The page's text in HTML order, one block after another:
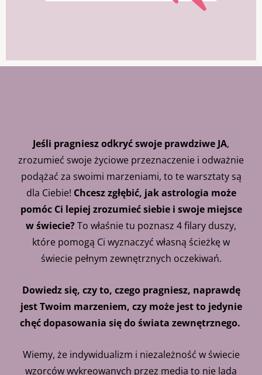
Jeśli pragniesz odkryć swoje prawdziwe JA,
zrozumieć swoje życiowe przeznaczenie i odważnie
podążać za swoimi marzeniami, to te warsztaty są
dla Ciebie! Chcesz zgłębić, jak astrologia może
pomóc Ci lepiej zrozumieć siebie i swoje miejsce
w świecie?To właśnie tu poznasz 4 filary duszy,
które pomogą Ci wyznaczyć własną ścieżkę w
świecie pełnym zewnętrznych oczekiwań.
Dowiedz się, czy to, czego pragniesz, naprawdę
jest Twoim marzeniem, czy może jest to jedynie
chęć dopasowania się do świata zewnętrznego.
Wiemy, że indywidualizm i niezależność w świecie
wzorców wykreowanych przez media to nie lada